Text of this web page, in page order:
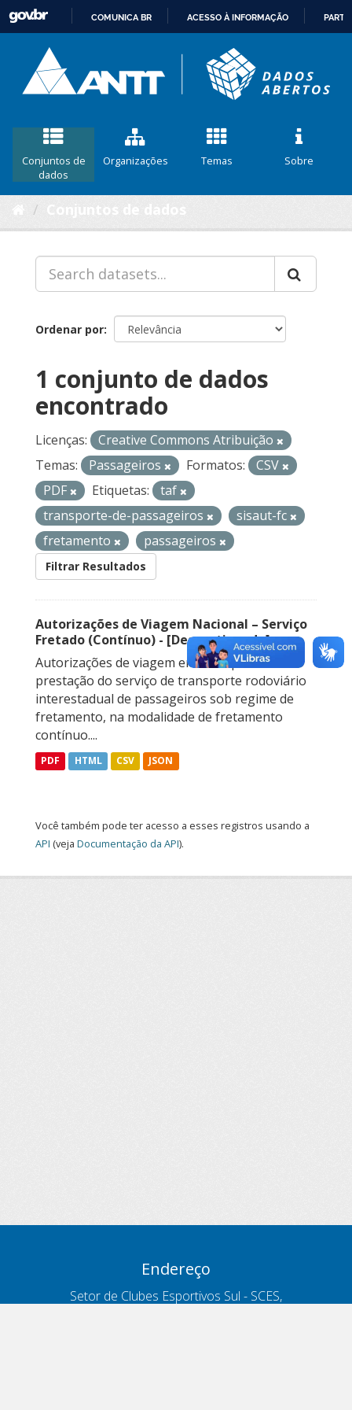
CONTEÚDO
COMUNICA BR ACESSO À INFORMAÇÃO
Conjuntos de
dados
Organizações Temas Sobre
Ordenar por
1 conjunto de dados
encontrado
Licenças:
Creative Commons Atribuição
Temas:
Passageiros Formatos:
CSV
PDF
Etiquetas:
taf
transporte-de-passageiros
sisaut-fc
fretamento
passageiros
Filtrar Resultados
Autorizações de Viagem Nacional – Serviço
Fretado (Contínuo) - [Descontinuado]
Autorizações de viagem emitidas para a
prestação do serviço de transporte rodoviário
interestadual de passageiros sob regime de
fretamento, na modalidade de fretamento
contínuo....
PDF HTML CSV JSON
Você também pode ter acesso a esses registros usando a
API (veja Documentação da API).
Endereço
Setor de Clubes Esportivos Sul - SCES,